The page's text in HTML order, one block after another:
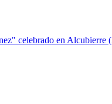
celebrado en Alcubierre